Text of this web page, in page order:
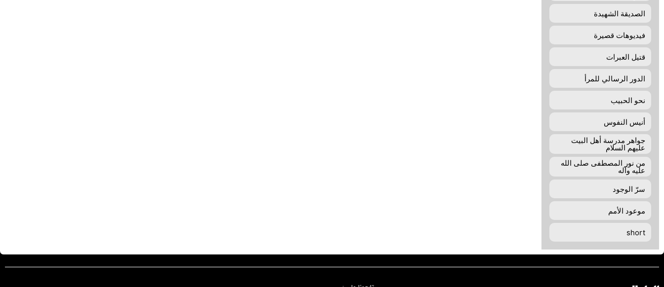
الصديقة الشهيدة
فيديوهات قصيرة
قتيل العبرات
الدور الرسالي للمرأ
نحو الحبيب
أنيس النفوس
جواهر مدرسة أهل البيت
عليهم السلام
من نور المصطفى صلى الله
عليه وآله
سرّ الوجود
موعود الأمم
short